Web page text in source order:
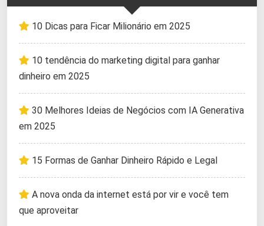
10 Dicas para Ficar Milionário em 2025
10 tendência do marketing digital para ganhar
dinheiro em 2025
30 Melhores Ideias de Negócios com IA Generativa
em 2025
15 Formas de Ganhar Dinheiro Rápido e Legal
A nova onda da internet está por vir e você tem
que aproveitar